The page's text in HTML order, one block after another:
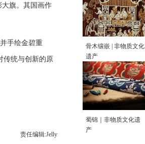
大旗。其国画作
手绘金碧重
传统与创新的原
责任编辑:Jelly
骨木镶嵌 | 非物质文化
遗产
蜀锦｜非物质文化遗
产